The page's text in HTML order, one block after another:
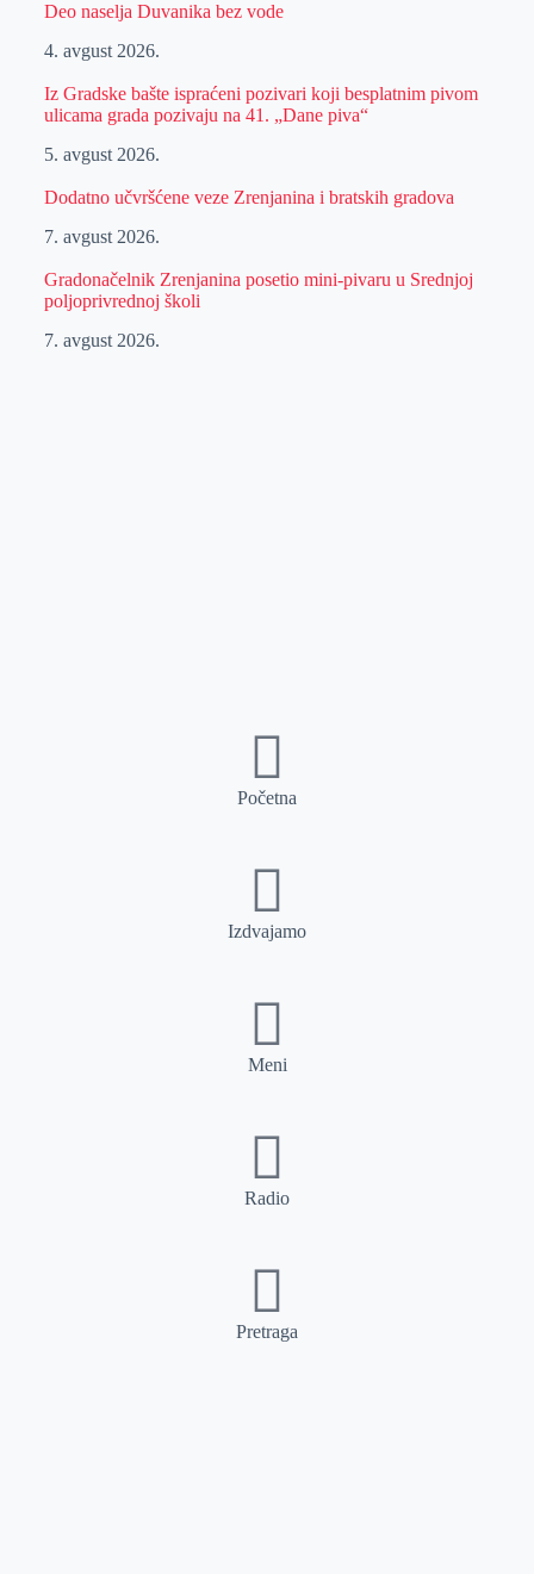
Deo naselja Duvanika bez vode
4. avgust 2026.
Iz Gradske bašte ispraćeni pozivari koji besplatnim pivom
ulicama grada pozivaju na 41. „Dane piva“
5. avgust 2026.
Dodatno učvršćene veze Zrenjanina i bratskih gradova
7. avgust 2026.
Gradonačelnik Zrenjanina posetio mini-pivaru u Srednjoj
poljoprivrednoj školi
7. avgust 2026.
Početna
Izdvajamo
Meni
Radio
Pretraga